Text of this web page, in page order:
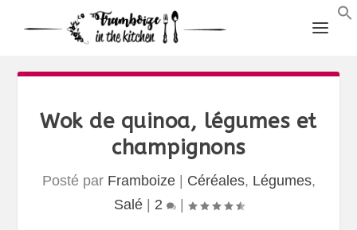
Wok de quinoa, légumes et
champignons
Posté par Framboize| Céréales, Légumes,
Salé| 2 |